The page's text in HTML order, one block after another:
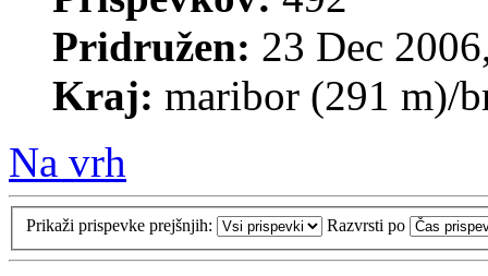
Pridružen: 23 Dec
Kraj: maribor (291 m)/
Na vrh
Prikaži prispevke prejšnjih: Razvrsti po